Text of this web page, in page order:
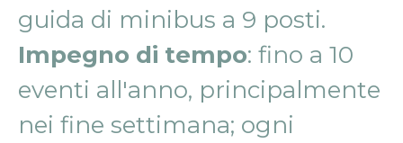
guida di minibus a 9 posti.
Impegno di tempo: fino a 10
eventi all'anno, principalmente
nei fine settimana; ogni